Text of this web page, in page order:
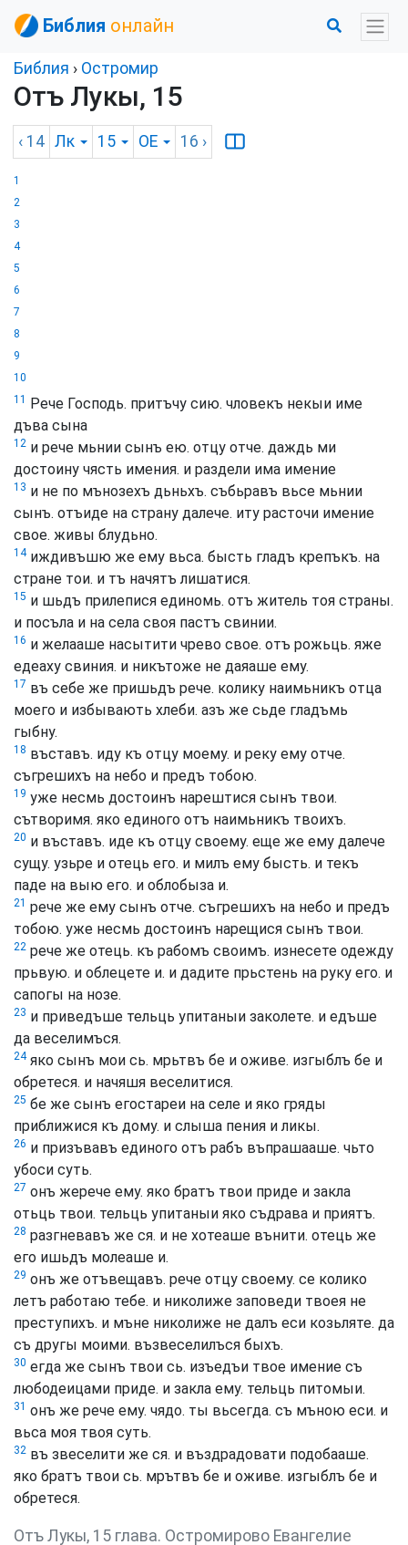
Библия онлайн
Библия › Остромир
Отъ Лукы, 15
‹ 14 Лк 15 OE 16 ›
1
2
3
4
5
6
7
8
9
10
11
Рече Господь. притъчу сию. чловекъ некыи име
дъва сына
12 и рече мьнии сынъ ею. отцу отче. даждь ми
достоину чясть имения. и раздели има имение
13 и не по мънозехъ дьньхъ. събьравъ вьсе мьнии
сынъ. отъиде на страну далече. иту расточи имение
свое. живы блудьно.
14иждивъшю же ему вьса. бысть гладъ крепъкъ. на
стране тои. и тъ начятъ лишатися.
15 и шьдъ прилепися единомь. отъ житель тоя страны.
и посъла и на села своя пастъ свинии.
16 и желааше насытити чрево свое. отъ рожьць. яже
едеаху свиния. и никътоже не даяаше ему.
17 въ себе же пришьдъ рече. колику наимьникъ отца
моего и избывають хлеби. азъ же сьде гладъмь
гыбну.
18 въставъ. иду къ отцу моему. и реку ему отче.
съгрешихъ на небо и предъ тобою.
19 уже несмь достоинъ нарештися сынъ твои.
сътворимя. яко единого отъ наимьникъ твоихъ.
20 и въставъ. иде къ отцу своему. еще же ему далече
сущу. узьре и отець его. и милъ ему бысть. и текъ
паде на выю его. и облобыза и.
21 рече же ему сынъ отче. съгрешихъ на небо и предъ
тобою. уже несмь достоинъ нарещися сынъ твои.
22 рече же отець. къ рабомъ своимъ. изнесете одежду
прьвую. и облецете и. и дадите прьстень на руку его. и
сапогы на нозе.
23 и приведъше тельць упитаныи заколете. и едъше
да веселимъся.
24яко сынъ мои сь. мрьтвъ бе и оживе. изгыблъ бе и
обретеся. и начяшя веселитися.
25 бе же сынъ егостареи на селе и яко гряды
приближися къ дому. и слыша пения и ликы.
26 и призъвавъ единого отъ рабъ въпрашааше. чьто
убоси суть.
27 онъ жерече ему. яко братъ твои приде и закла
отьць твои. тельць упитаныи яко съдрава и приятъ.
28 разгневавъ же ся. и не хотеаше вънити. отець же
его ишьдъ молеаше и.
29 онъ же отъвещавъ. рече отцу своему. се колико
летъ работаю тебе. и николиже заповеди твоея не
преступихъ. и мъне николиже не далъ еси козьляте. да
съ другы моими. възвеселилъся быхъ.
30 егда же сынъ твои сь. изъедъи твое имение съ
любодеицами приде. и закла ему. тельць питомыи.
31 онъ же рече ему. чядо. ты вьсегда. съ мъною еси. и
вьса моя твоя суть.
32 въ звеселити же ся. и въздрадовати подобааше.
яко братъ твои сь. мрътвъ бе и оживе. изгыблъ бе и
обретеся.
Отъ Лукы, 15 глава. Остромирово Евангелие